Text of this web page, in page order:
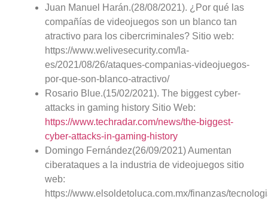
Juan Manuel Harán.(28/08/2021). ¿Por qué las
compañías de videojuegos son un blanco tan
atractivo para los cibercriminales? Sitio web:
https://www.welivesecurity.com/la-
es/2021/08/26/ataques-companias-videojuegos-
por-que-son-blanco-atractivo/
Rosario Blue.(15/02/2021). The biggest cyber-
attacks in gaming history Sitio Web:
https://www.techradar.com/news/the-biggest-
cyber-attacks-in-gaming-history
Domingo Fernández(26/09/2021) Aumentan
ciberataques a la industria de videojuegos sitio
web:
https://www.elsoldetoluca.com.mx/finanzas/